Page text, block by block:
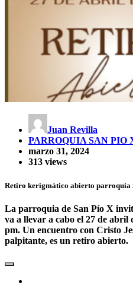
Juan Revilla
PARROQUIA SAN PIO
marzo 31, 2024
313 views
Retiro kerigmático abierto parroquia
La parroquia de San Pío X
va a llevar a cabo el 27 de abril
pm. Un encuentro con Cristo
palpitante, es un retiro abierto.